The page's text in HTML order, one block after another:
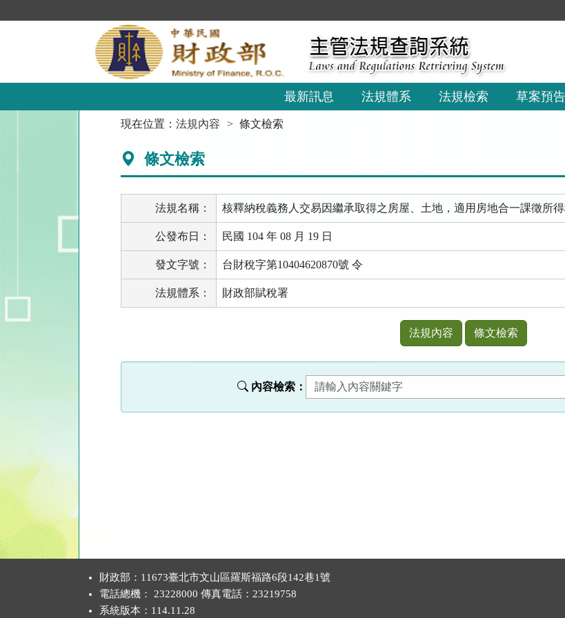
到
最新訊息 法規體系 法規檢索 草案預告
現在位置：法規內容 條文檢索
條文檢索
法規名稱： 核釋納稅義務人交易因繼承取得之房屋、土地，適用房地合一課徵所
公發布日： 民國 104 年 08 月 19 日
發文字號： 台財稅字第10404620870號 令
法規體系： 財政部賦稅署
功
鈕
法規內容 條文檢索
內容檢索：
財政部：11673臺北市文山區羅斯福路6段142巷1號
電話總機： 23228000 傳真電話：23219758
系統版本： 114.11.28